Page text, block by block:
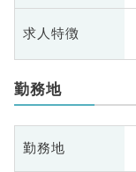
求人特徴
勤務地
勤務地